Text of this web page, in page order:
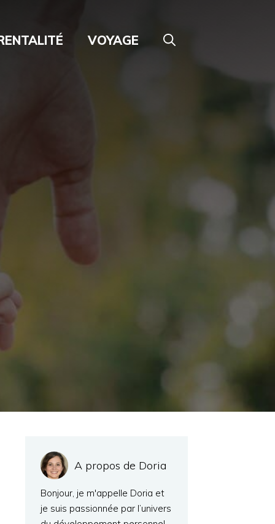
VOYAGE
A propos de Doria
Bonjour, je m'appelle Doria et
je suis passionnée par l’univers